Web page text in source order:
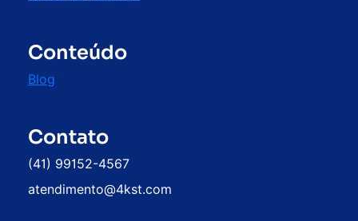
Conteúdo
Blog
Contato
(41) 99152-4567
atendimento@4kst.com